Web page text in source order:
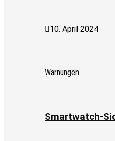
10. April 2024
Warnungen
Smartwatch-